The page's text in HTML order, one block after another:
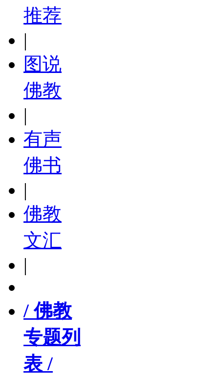
推荐
|
图说
佛教
|
有声
佛书
|
佛教
文汇
|
/ 佛教
专题列
表 /